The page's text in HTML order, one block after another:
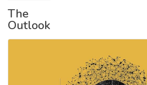
The
Outlook